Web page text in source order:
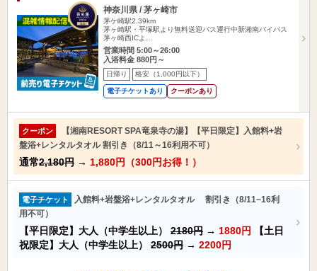
神奈川県 / 茅ヶ崎市
茅ケ崎駅2.39km
茅ヶ崎駅・平塚駅より無料送迎バス運行中新湘南バイパス
茅ヶ崎西ICよ…
営業時間 5:00～26:00
入浴料金 880円～
日帰り 格安（1,000円以下）
電子チケットあり クーポンあり
クーポン
【湘南RESORT SPA竜泉寺の湯】【平日限定】入館料+岩
盤浴+レンタルタオル 割引き（8/11～16利用不可）
通常2,180円 → 1,880円（300円お得！）
電子チケット
入館料+岩盤浴+レンタルタオル 割引き（8/11~16利
用不可）
【平日限定】大人（中学生以上） 2180円 → 1880円
【土日
祝限定】大人（中学生以上） 2500円 → 2200円